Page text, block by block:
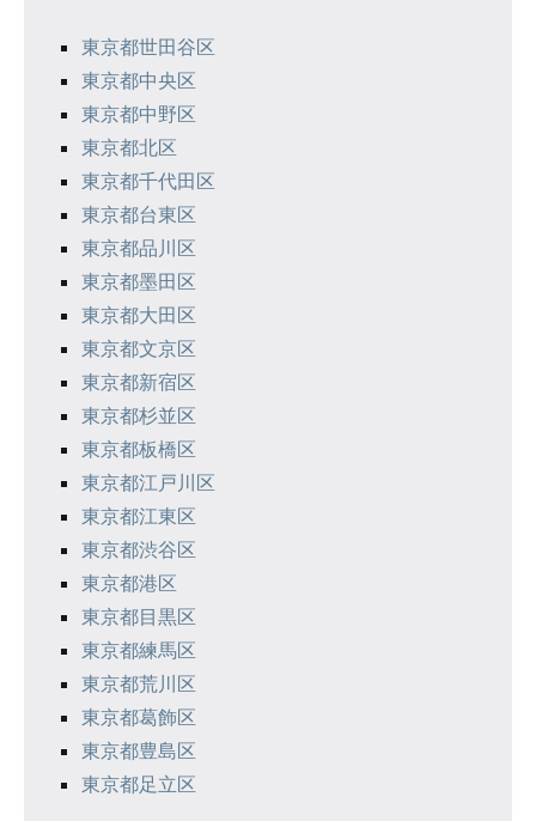
東京都世田谷区
東京都中央区
東京都中野区
東京都北区
東京都千代田区
東京都台東区
東京都品川区
東京都墨田区
東京都大田区
東京都文京区
東京都新宿区
東京都杉並区
東京都板橋区
東京都江戸川区
東京都江東区
東京都渋谷区
東京都港区
東京都目黒区
東京都練馬区
東京都荒川区
東京都葛飾区
東京都豊島区
東京都足立区